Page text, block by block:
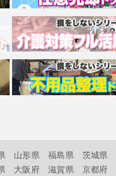
山形県 福島県 茨城県
大阪府 滋賀県 京都府